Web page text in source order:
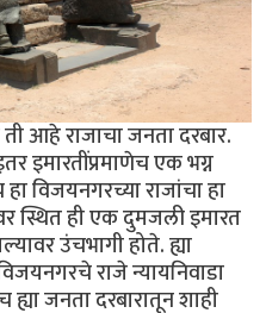
आहे राजाचा जनता दरबार.
इमारतींप्रमाणेच एक भग्न
विजयनगरच्या राजांचा हा
स्थित ही एक दुमजली इमारत
उंचभागी होते. ह्या
राजे न्यायनिवाडा
जनता दरबारातून शाही